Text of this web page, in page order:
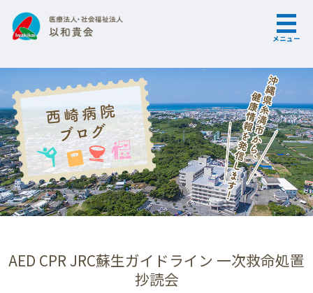
AED CPR JRC蘇生ガイドライン 一次救命処置
抄読会
メニュー